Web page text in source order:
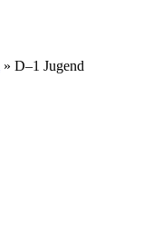
» D–1 Jugend